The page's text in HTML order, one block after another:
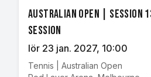
Australian Open | Session
Session
lör 23 jan. 2027, 10:00
Tennis
Australian Open